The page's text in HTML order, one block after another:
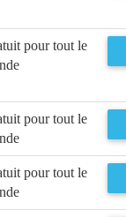
pour tout le
pour tout le
pour tout le